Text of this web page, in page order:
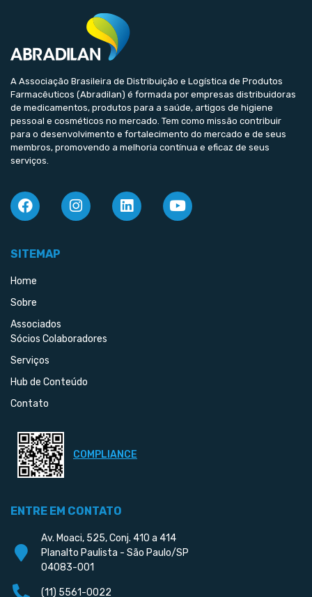
A Associação Brasileira de Distribuição e Logística de Produtos
Farmacêuticos (Abradilan) é formada por empresas distribuidoras
de medicamentos, produtos para a saúde, artigos de higiene
pessoal e cosméticos no mercado. Tem como missão contribuir
para o desenvolvimento e fortalecimento do mercado e de seus
membros, promovendo a melhoria contínua e eficaz de seus
serviços.
SITEMAP
Home
Sobre
Associados
Sócios Colaboradores
Serviços
Hub de Conteúdo
Contato
COMPLIANCE
ENTRE EM CONTATO
Av. Moaci, 525, Conj. 410 a 414
Planalto Paulista - São Paulo/SP
04083-001
(11) 5561-0022